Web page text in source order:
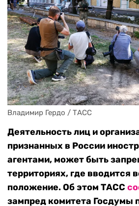
Владимир Гердо / ТАСС
Деятельность лиц и
признанных в России
агентами, может быть
территориях, где вводится
положение. Об этом ТАСС
зампред комитета Госдумы